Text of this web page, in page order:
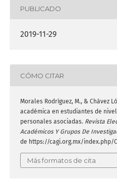
PUBLICADO
2019-11-29
CÓMO CITAR
Morales Rodríguez, M., & Chávez
académica en estudiantes de
personales asociadas. Revista
Académicos Y Grupos De
de https://cagi.org.mx/index.php/
Más formatos de cita